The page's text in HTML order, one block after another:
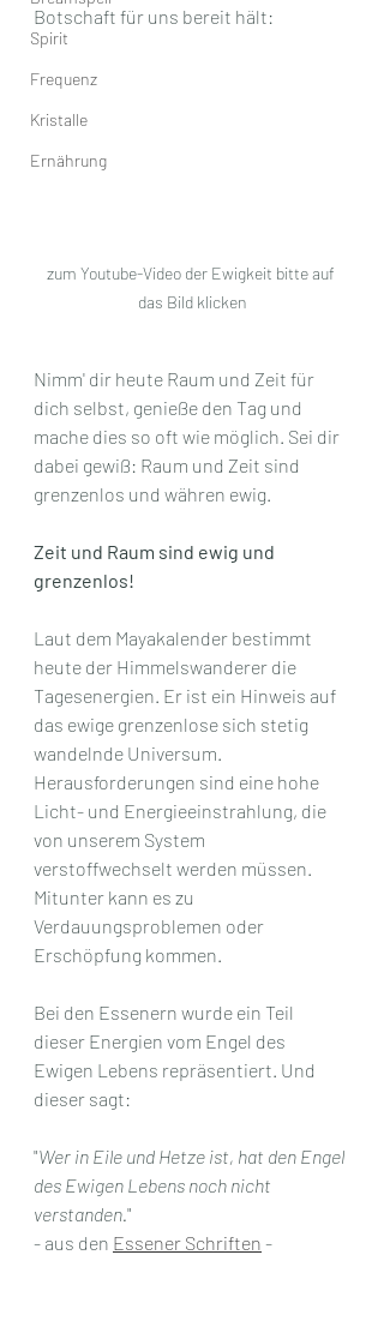
Spirit
Frequenz
Kristalle
Ernährung
Botschaft für uns bereit hält:
zum Youtube-Video der Ewigkeit bitte auf
das Bild klicken
Nimm' dir heute Raum und Zeit für
dich selbst, genieße den Tag und
mache dies so oft wie möglich. Sei dir
dabei gewiß: Raum und Zeit sind
grenzenlos und währen ewig.
Zeit und Raum sind ewig und
grenzenlos!
Laut dem Mayakalender bestimmt
heute der Himmelswanderer die
Tagesenergien. Er ist ein Hinweis auf
das ewige grenzenlose sich stetig
wandelnde Universum.
Herausforderungen sind eine hohe
Licht- und Energieeinstrahlung, die
von unserem System
verstoffwechselt werden müssen.
Mitunter kann es zu
Verdauungsproblemen oder
Erschöpfung kommen.
Bei den Essenern wurde ein Teil
dieser Energien vom Engel des
Ewigen Lebens repräsentiert. Und
dieser sagt:
"Wer in Eile und Hetze ist, hat den Engel
des Ewigen Lebens noch nicht
verstanden. "
- aus den Essener Schriften -